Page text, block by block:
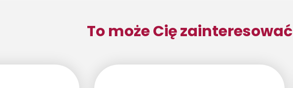
To może Cię zainteresować